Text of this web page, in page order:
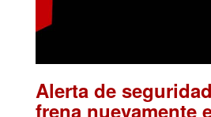
Alerta de
frena nuevamente